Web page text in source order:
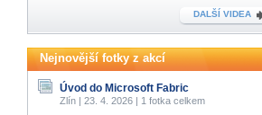
DALŠÍ VIDEA
Nejnovější fotky z akcí
Úvod do Microsoft Fabric
Zlín | 23. 4. 2026 | 1 fotka celkem